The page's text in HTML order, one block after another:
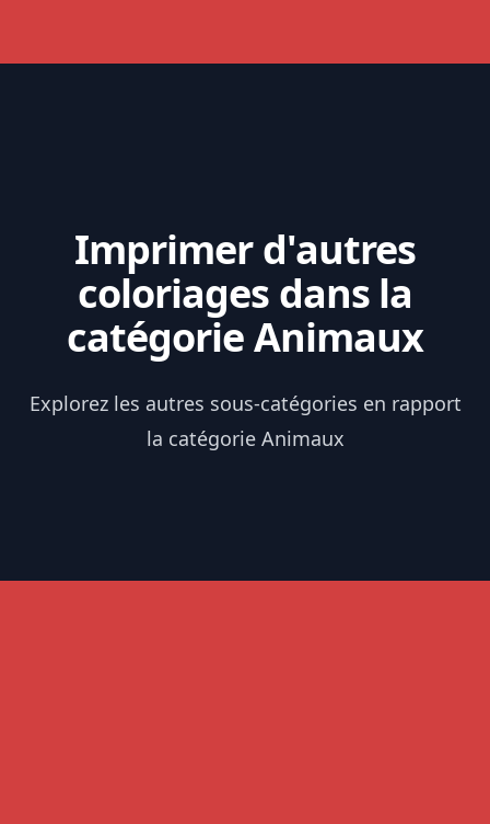
Imprimer d'autres
coloriages dans la
catégorie Animaux
Explorez les autres sous-catégories en rapport
la catégorie Animaux